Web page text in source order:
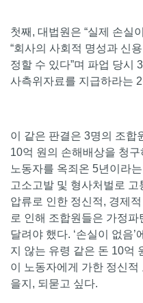
첫째, 대법원은 “실제 손실
“회사의 사회적 명성과 신
정할 수 있다”며 파업 당시
사측위자료를 지급하라는
이 같은 판결은 3명의 조합
10억 원의 손해배상을 청
노동자를 옥죄온 5년이라
고소고발 및 형사처벌로
압류로 인한 정신적, 경제
로 인해 조합원들은 가정파
달려야 했다. ‘손실이 없음’
지 않는 유령 같은 돈 10억
이 노동자에게 가한 정신
을지, 되묻고 싶다.